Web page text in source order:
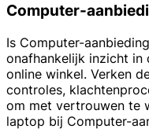
Computer-
Is Computer-
onafhankelijk inzicht in
online winkel. Verken
controles,
om met vertrouwen te
laptop bij Computer-